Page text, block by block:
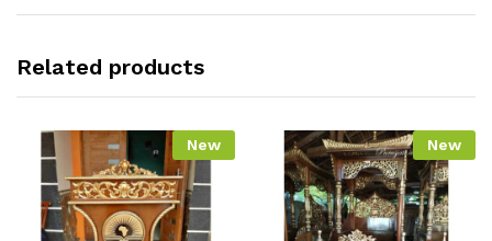
Related products
New New